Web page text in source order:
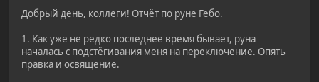
Добрый день, коллеги! Отчёт по руне Гебо.
1. Как уже не редко последнее время бывает, руна
началась с подстёгивания меня на переключение. Опять
правка и освящение.